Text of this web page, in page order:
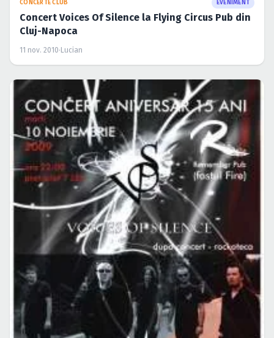
CONCERTE CLUB EVENIMENT
Concert Voices Of Silence la Flying Circus Pub din
Cluj-Napoca
11 nov. 2010· Lucian